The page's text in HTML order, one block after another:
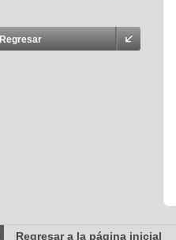
Regresar
Regresar a la página inicial